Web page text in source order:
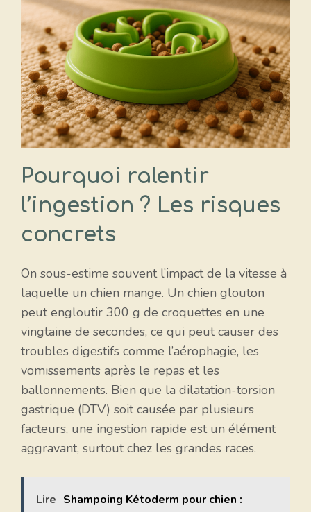
Pourquoi ralentir
l’ingestion ? Les risques
concrets
On sous-estime souvent l’impact de la vitesse à
laquelle un chien mange. Un chien glouton
peut engloutir 300 g de croquettes en une
vingtaine de secondes, ce qui peut causer des
troubles digestifs comme l’aérophagie, les
vomissements après le repas et les
ballonnements. Bien que la dilatation-torsion
gastrique (DTV) soit causée par plusieurs
facteurs, une ingestion rapide est un élément
aggravant, surtout chez les grandes races.
Lire Shampoing Kétoderm pour chien :